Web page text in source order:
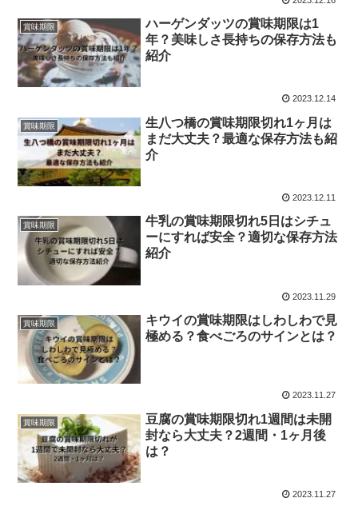
賞味期限
ハーゲンダッツの賞味期限は1
年？美味しさ長持ちの保存方法も
紹介
2023.12.14
賞味期限
生八つ橋の賞味期限切れ1ヶ月は
まだ大丈夫？最適な保存方法も紹
介
2023.12.11
賞味期限
牛乳の賞味期限切れ5日はシチュ
ーにすれば安全？適切な保存方法
紹介
2023.11.29
賞味期限
キウイの賞味期限はしわしわで見
極める？食べごろのサインとは？
2023.11.27
賞味期限
豆腐の賞味期限切れ1週間は未開
封なら大丈夫？2週間・1ヶ月後
は？
2023.11.27